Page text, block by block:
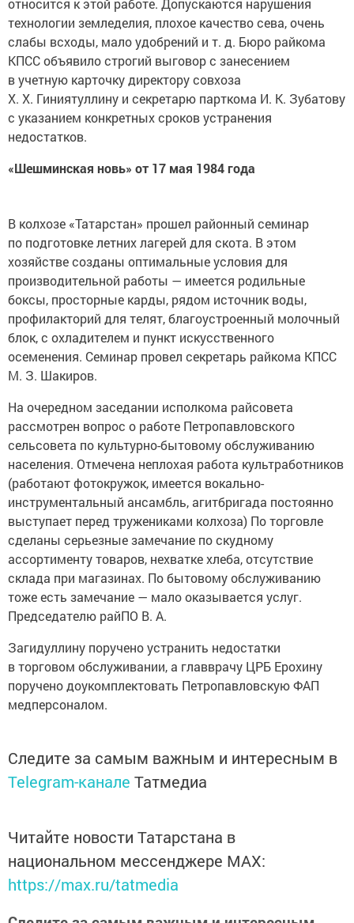
относится к этой работе. Допускаются нарушения
технологии земледелия, плохое качество сева, очень
слабы всходы, мало удобрений и т. д. Бюро райкома
КПСС объявило строгий выговор с занесением
в учетную карточку директору совхоза
Х. Х. Гиниятуллину и секретарю парткома И. К. Зубатову
с указанием конкретных сроков устранения
недостатков.
«Шешминская новь» от 17 мая 1984 года
В колхозе «Татарстан» прошел районный семинар
по подготовке летних лагерей для скота. В этом
хозяйстве созданы оптимальные условия для
производительной работы — имеется родильные
боксы, просторные карды, рядом источник воды,
профилакторий для телят, благоустроенный молочный
блок, с охладителем и пункт искусственного
осеменения. Семинар провел секретарь райкома КПСС
М. З. Шакиров.
На очередном заседании исполкома райсовета
рассмотрен вопрос о работе Петропавловского
сельсовета по культурно-бытовому обслуживанию
населения. Отмечена неплохая работа культработников
(работают фотокружок, имеется вокально-
инструментальный ансамбль, агитбригада постоянно
выступает перед тружениками колхоза) По торговле
сделаны серьезные замечание по скудному
ассортименту товаров, нехватке хлеба, отсутствие
склада при магазинах. По бытовому обслуживанию
тоже есть замечание — мало оказывается услуг.
Председателю райПО В. А.
Загидуллину поручено устранить недостатки
в торговом обслуживании, а главврачу ЦРБ Ерохину
поручено доукомплектовать Петропавловскую ФАП
медперсоналом.
Следите за самым важным и интересным в
Telegram-канале Татмедиа
Читайте новости Татарстана в
национальном мессенджере MАХ:
https://max.ru/tatmedia